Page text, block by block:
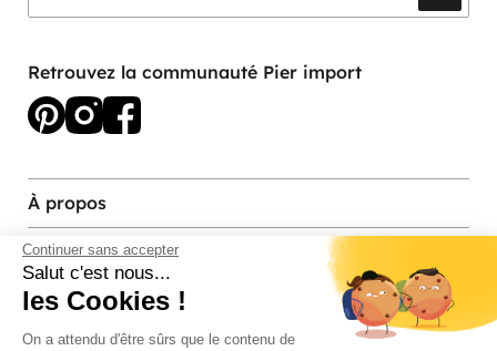
Continuer sans accepter
Salut c'est nous...
les Cookies !
On a attendu d'être sûrs que le contenu de
Retrouvez la communauté Pier import
À propos
Services et contact
Magasins et Showrooms